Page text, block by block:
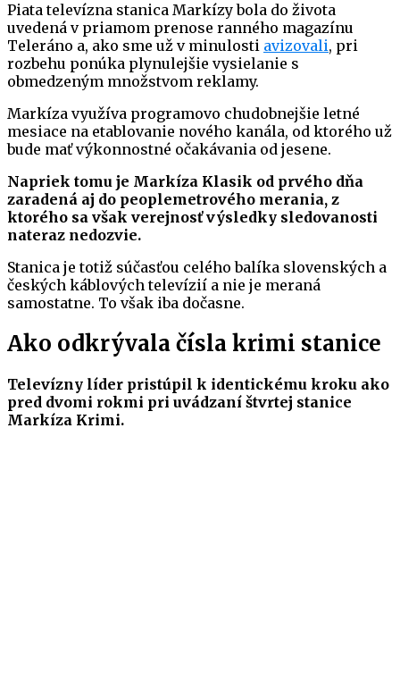
Piata televízna stanica Markízy bola do života
uvedená v priamom prenose ranného magazínu
Teleráno a, ako sme už v minulosti avizovali, pri
rozbehu ponúka plynulejšie vysielanie s
obmedzeným množstvom reklamy.
Markíza využíva programovo chudobnejšie letné
mesiace na etablovanie nového kanála, od ktorého už
bude mať výkonnostné očakávania od jesene.
Napriek tomu je Markíza Klasik od prvého dňa
zaradená aj do peoplemetrového merania, z
ktorého sa však verejnosť výsledky sledovanosti
nateraz nedozvie.
Stanica je totiž súčasťou celého balíka slovenských a
českých káblových televízií a nie je meraná
samostatne. To však iba dočasne.
Ako odkrývala čísla krimi stanice
Televízny líder pristúpil k identickému kroku ako
pred dvomi rokmi pri uvádzaní štvrtej stanice
Markíza Krimi.